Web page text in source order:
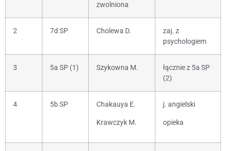
zwolniona
2 7d SP Cholewa D.
zaj. z
psychologiem
3 5a SP (1) Szykowna M.
łącznie z 5a SP
(2)
4 5b SP Chakauya E.
Krawczyk M.
j. angielski
opieka